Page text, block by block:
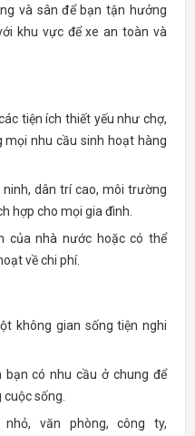
và sân để bạn tận hưởng
khu vực để xe an toàn và
tiện ích thiết yếu như chợ,
nhu cầu sinh hoạt hàng
dân trí cao, môi trường
hợp cho mọi gia đình.
của nhà nước hoặc có thể
về chi phí.
không gian sống tiện nghi
bạn có nhu cầu ở chung để
sống.
văn phòng, công ty,